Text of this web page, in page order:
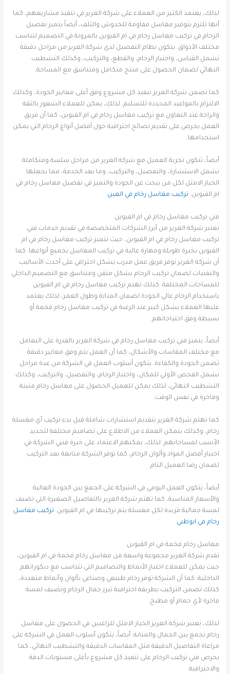
لذلك، يعتمد الكثير من العملاء على شركة الغرير في تنفيذ مشاريعهم، كما
أنها تلتزم بتوفير مغاسل مقاومة للخدوش والتلف، أيضاً يتميز تفصيل
الرخام في تركيب مغاسل رخام في ام القيوين بالمرونة في التصميم لتناسب
مختلف الأذواق. يتكون نظام التفصيل لدى شركة الغرير من مراحل دقيقة
تشمل القياس، واختيار الرخام، والقطع، والتركيب، وكذلك التشطيب
النهائي لضمان الحصول على منتج متكامل ومتناسق مع المساحة.
كما تضمن شركة الغرير تنفيذ كل مشروع وفق أعلى معايير الجودة، وكذلك
الالتزام بالمواعيد المحددة للتسليم. لذلك، يمكن للعملاء الشعور بالثقة
والراحة عند التعاون مع تركيب مغاسل رخام في ام القيوين، كما أن فريق
العمل يحرص على تقديم نصائح احترافية حول أفضل أنواع الرخام التي يمكن
استخدامها.
أيضاً، تتكون تجربة العميل مع شركة الغرير من مراحل سلسة ومتكاملة
تشمل الاستشارة، والتفصيل، والتركيب، وما بعد الخدمة، مما يجعلها
الخيار الامثل لكل من يبحث عن الجودة والتميز في تفصيل مغاسل رخام في
ام القيوين. تركيب مغاسل رخام في العين
فني تركيب مغاسل رخام في ام القيوين
تعتبر شركة الغرير من أبرز الشركات المتخصصة في تقديم خدمات فني
تركيب مغاسل رخام في ام القيوين، حيث تتميز تركيب مغاسل رخام في ام
القيوين بخبرة طويلة ومهارة عالية في تركيب المغاسل بجميع أنواعها. كما
أن شركة الغرير توفر فريق عمل مدرب بشكل احترافي على أحدث الأساليب
والتقنيات لضمان تركيب الرخام بشكل متقن ومتناسق مع التصميم الداخلي
للمساحات المختلفة. كذلك تهتم تركيب مغاسل رخام في ام القيوين
باستخدام الرخام عالي الجودة لضمان المتانة وطول العمر، لذلك يعتمد
عليها العملاء بشكل كبير عند الرغبة في تركيب مغاسل رخام فخمة أو
بسيطة وفق احتياجاتهم.
أيضاً، يتميز فني تركيب مغاسل رخام في شركة الغرير بالقدرة على التعامل
مع مختلف المقاسات والأشكال، كما أن العمل يتم وفق معايير دقيقة
تضمن الجودة والكفاءة. يتكون أسلوب العمل في الشركة من عدة مراحل
تشمل الفحص الأولي للمكان، واختيار الرخام، والتفصيل، والتركيب، وكذلك
التشطيب النهائي، لذلك يمكن للعميل الحصول على مغاسل رخام متينة
وفاخرة في نفس الوقت.
كما تهتم شركة الغرير بتقديم استشارات شاملة قبل بدء تركيب أي مغسلة
رخام، وكذلك يتمكن العملاء من الاطلاع على تصاميم مختلفة لتحديد
الأنسب لمساحاتهم. لذلك، يمكنهم الاعتماد على خبرة فنيي الشركة في
اختيار أفضل المواد وألوان الرخام، كما توفر الشركة متابعة بعد التركيب
لضمان رضا العميل التام.
أيضاً، يتكون العمل اليومي في الشركة على الجمع بين الجودة العالية
والأسعار المناسبة، كما تهتم شركة الغرير بالتفاصيل الصغيرة التي تضيف
لمسة جمالية فريدة لكل مغسلة يتم تركيبها في ام القيوين. تركيب مغاسل
رخام في ابوظبي
مغاسل رخام فخمة في ام القيوين
تقدم شركة الغرير مجموعة واسعة من مغاسل رخام فخمة في ام القيوين،
حيث يمكن للعملاء اختيار الأنماط والتصاميم التي تتناسب مع ديكوراتهم
الداخلية. كما أن الشركة توفر رخام طبيعي وصناعي بألوان وأنماط متعددة،
كذلك تضمن التركيب بطريقة احترافية تبرز جمال الرخام وتضيف لمسة
فاخرة لأي حمام أو مطبخ.
لذلك، تعتبر شركة الغرير الخيار الامثل للراغبين في الحصول على مغاسل
رخام تجمع بين الجمال والمتانة. أيضاً، يتكون أسلوب العمل في الشركة على
مراعاة التفاصيل الدقيقة مثل المقاسات الدقيقة والتشطيب النهائي، كما
يحرص فني تركيب الرخام على تنفيذ كل مشروع بأعلى مستويات الدقة
والاحترافية.